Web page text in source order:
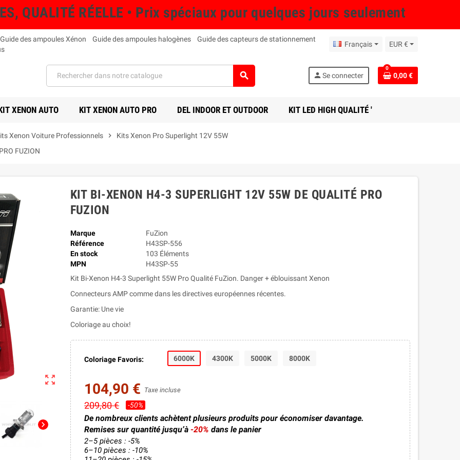
QUALITÉ RÉELLE • Prix spéciaux pour quelques jours seulement
Guide des ampoules Xénon Guide des ampoules halogènes
Guide des capteurs de stationnement
Français EUR €
search person Se connecter
0
0,00 €
XENON AUTO KIT XENON AUTO PRO DEL INDOOR ET OUTDOOR KIT LED HIGH QUALITÉ '
Xenon Voiture Professionnels chevron_right
Kits Xenon Pro Superlight 12V 55W
FUZION
zoom_out_map
chevron_right
KIT BI-XENON H4-3 SUPERLIGHT 12V 55W DE QUALITÉ PRO
FUZION
Marque
FuZion
Référence
H43SP-556
En stock
103 Éléments
MPN
H43SP-55
Kit Bi-Xenon H4-3 Superlight 55W Pro Qualité FuZion. Danger + éblouissant Xenon
Connecteurs AMP comme dans les directives européennes récentes.
Garantie: Une vie
Coloriage au choix!
Coloriage Favoris: 6000K 4300K 5000K 8000K
104,90 € Taxe incluse
209,80 € -50%
De nombreux clients achètent plusieurs produits pour économiser davantage.
Remises sur quantité jusqu’à -20% dans le panier
2–5 pièces : -5%
6–10 pièces : -10%